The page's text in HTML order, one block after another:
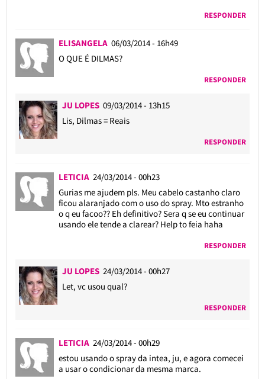
RESPONDER
ELISANGELA 06/03/2014 - 16h49
O QUE É DILMAS?
RESPONDER
JU LOPES 09/03/2014 - 13h15
Lis, Dilmas = Reais
RESPONDER
LETICIA 24/03/2014 - 00h23
Gurias me ajudem pls. Meu cabelo castanho claro
ficou alaranjado com o uso do spray. Mto estranho
o q eu facoo?? Eh definitivo? Sera q se eu continuar
usando ele tende a clarear? Help to feia haha
RESPONDER
JU LOPES 24/03/2014 - 00h27
Let, vc usou qual?
RESPONDER
LETICIA 24/03/2014 - 00h29
estou usando o spray da intea, ju, e agora comecei
a usar o condicionar da mesma marca.